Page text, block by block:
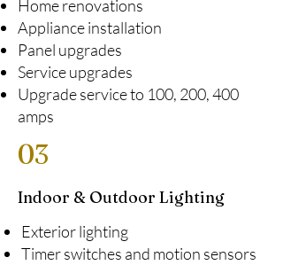
Home renovations
Appliance installation
Panel upgrades
Service upgrades
Upgrade service to 100, 200, 400
amps
03
Indoor & Outdoor Lighting
Exterior lighting
Timer switches and motion sensors